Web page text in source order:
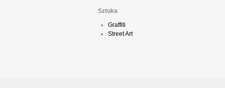
Sztuka
Graffiti
Street Art